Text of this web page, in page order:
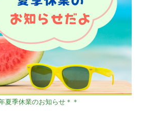
夏季休業のお知らせ＊＊